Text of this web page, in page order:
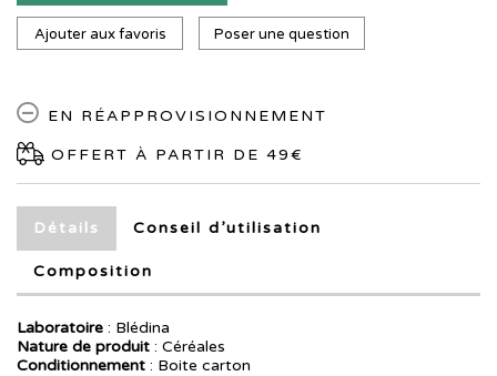
Ajouter aux favoris Poser une question
EN RÉAPPROVISIONNEMENT
OFFERT À PARTIR DE 49€
Détails Conseil d’utilisation
Composition
Laboratoire : Blédina
Nature de produit : Céréales
Conditionnement : Boite carton